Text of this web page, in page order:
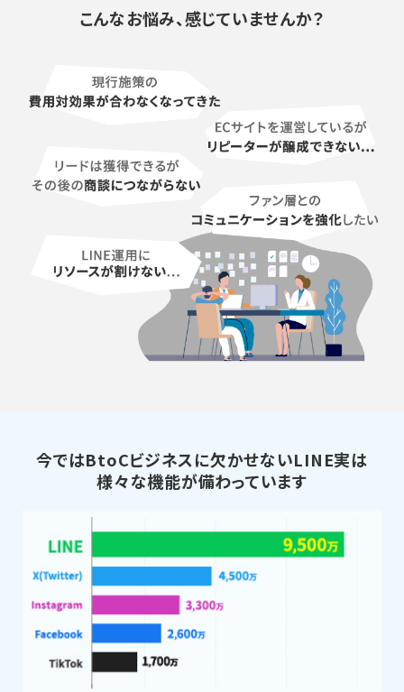
こんなお悩み、感じていませんか？
今ではBtoCビジネスに欠かせないLINE実は
様々な機能が備わっています